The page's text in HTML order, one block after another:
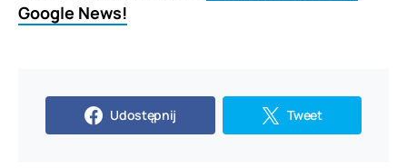
Google News!
Udostępnij Tweet